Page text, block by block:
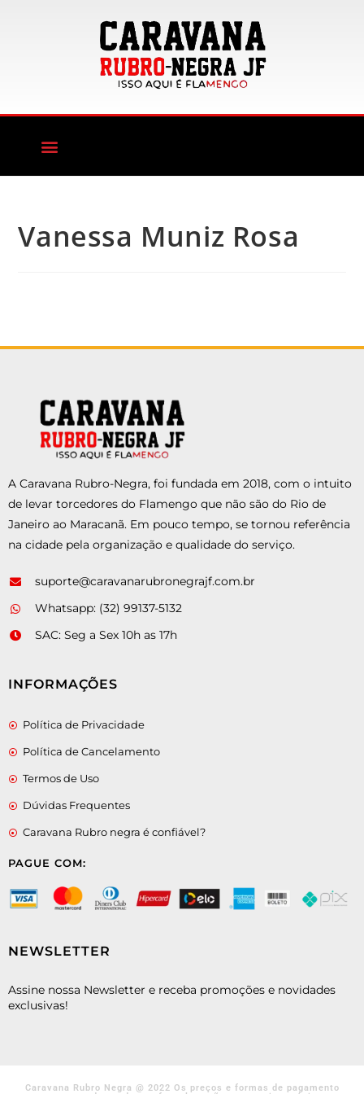
Vanessa Muniz Rosa
A Caravana Rubro-Negra, foi fundada em 2018, com o intuito
de levar torcedores do Flamengo que não são do Rio de
Janeiro ao Maracanã. Em pouco tempo, se tornou referência
na cidade pela organização e qualidade do serviço.
suporte@caravanarubronegrajf.com.br
Whatsapp: (32) 99137-5132
SAC: Seg a Sex 10h as 17h
INFORMAÇÕES
Política de Privacidade
Política de Cancelamento
Termos de Uso
Dúvidas Frequentes
Caravana Rubro negra é confiável?
PAGUE COM:
NEWSLETTER
Assine nossa Newsletter e receba promoções e novidades
exclusivas!
Caravana Rubro Negra @ 2022 Os preços e formas de pagamento